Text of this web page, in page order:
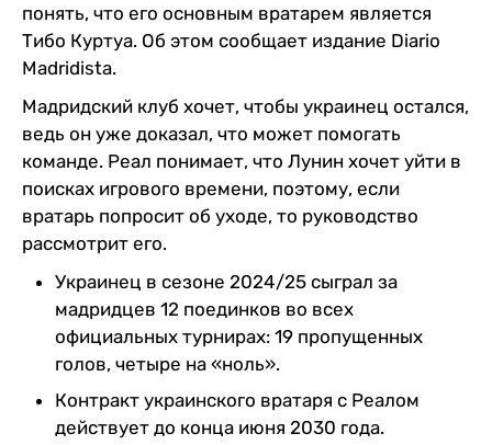
понять, что его основным вратарем является
Тибо Куртуа. Об этом сообщает издание Diario
Madridista.
Мадридский клуб хочет, чтобы украинец остался,
ведь он уже доказал, что может помогать
команде. Реал понимает, что Лунин хочет уйти в
поисках игрового времени, поэтому, если
вратарь попросит об уходе, то руководство
рассмотрит его.
Украинец в сезоне 2024/25 сыграл за
мадридцев 12 поединков во всех
официальных турнирах: 19 пропущенных
голов, четыре на «ноль».
Контракт украинского вратаря с Реалом
действует до конца июня 2030 года.